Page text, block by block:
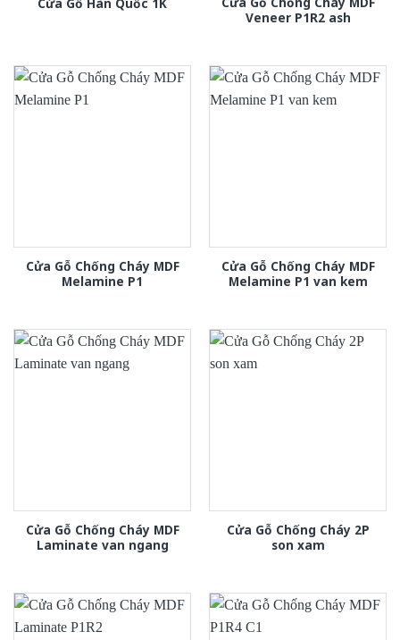
Veneer P1R2 ash
Cửa Gỗ Chống Cháy MDF
Melamine P1
Cửa Gỗ Chống Cháy MDF
Melamine P1 van kem
Cửa Gỗ Chống Cháy MDF
Laminate van ngang
Cửa Gỗ Chống Cháy 2P
son xam